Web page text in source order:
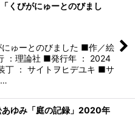
くびがにゅーとのびまし
ゅーとのびました ■作／絵
：理論社 ■発行年 ： 2024
丁 ： サイトヲヒデユキ ■サ
あゆみ「庭の記録」2020年